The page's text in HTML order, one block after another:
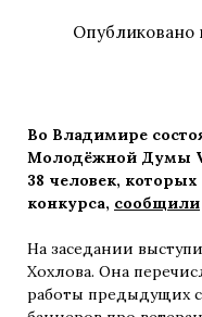
Опубликовано
Во Владимире
Молодёжной Думы
38 человек,
конкурса, сообщили
На заседании
Хохлова. Она
работы предыдущих